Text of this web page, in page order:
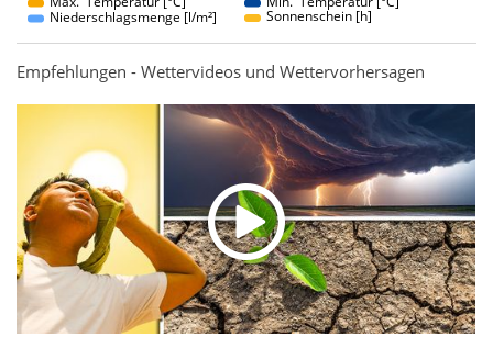
Niederschlagsmenge [l/m²]
Sonnenschein [h]
Empfehlungen - Wettervideos und Wettervorhersagen